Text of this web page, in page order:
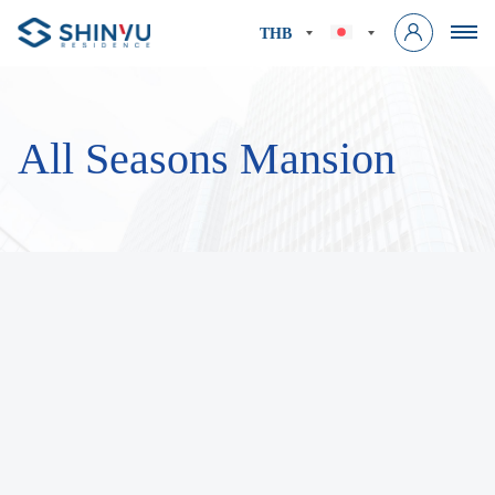
THB
All Seasons Mansion